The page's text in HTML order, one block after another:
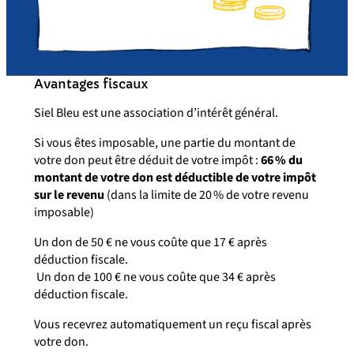
Avantages fiscaux
Siel Bleu est une association d’intérêt général.
Si vous êtes imposable, une partie du montant de
votre don peut être déduit de votre impôt :66 % du
montant de votre don est déductible de votre impôt
sur le revenu (dans la limite de 20 % de votre revenu
imposable)
Un don de 50 € ne vous coûte que 17 € après
déduction fiscale.
Un don de 100 € ne vous coûte que 34 € après
déduction fiscale.
Vous recevrez automatiquement un reçu fiscal après
votre don.